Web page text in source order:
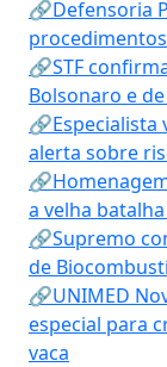
🔗Defensoria
procedimentos
🔗STF
Bolsonaro e
🔗Especialista
alerta sobre
a velha
🔗Supremo
de
🔗UNIMED
especial para
vaca